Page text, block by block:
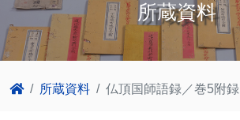
所蔵資料
所蔵資料 仏頂国師語録／巻5附録